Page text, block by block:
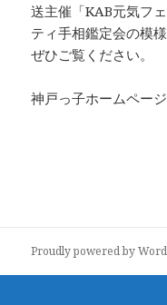
送主催「KAB元気フ
ティ手相鑑定会の模
ぜひご覧ください。
神戸っ子ホームペー
Proudly powered by